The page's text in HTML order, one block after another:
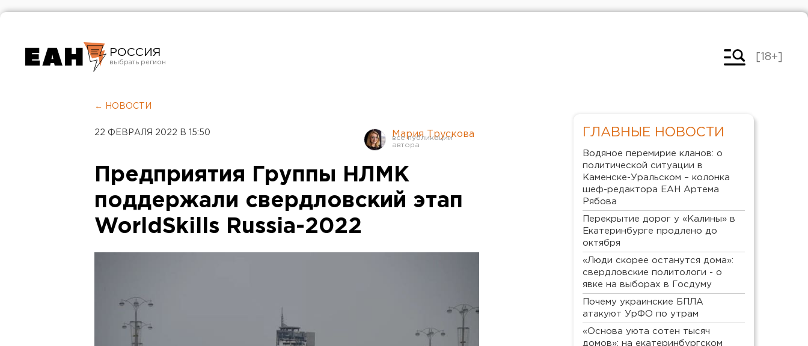
РОССИЯ
Челябинск
[18+]
← НОВОСТИ
22 ФЕВРАЛЯ 2022 В 15:50 Мария Трускова
Предприятия Группы НЛМК
поддержали свердловский этап
WorldSkills Russia-2022
ГЛАВНЫЕ НОВОСТИ
Водяное перемирие кланов: о
политической ситуации в
Каменске-Уральском – колонка
шеф-редактора ЕАН Артема
Рябова
Перекрытие дорог у «Калины» в
Екатеринбурге продлено до
октября
«Люди скорее останутся дома»:
свердловские политологи - о
явке на выборах в Госдуму
Почему украинские БПЛА
атакуют УрФО по утрам
«Основа уюта сотен тысяч
домов»: на екатеринбургском